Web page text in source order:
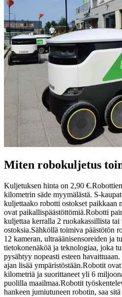
Miten robokuljetus
Kuljetuksen hinta on 2,90 €.
kilometrin säde myymälästä. S-
kuljettaako robotti ostokset paikkaan
ovat paikallispäästöttömiä.Robotti
kuljettaa kerralla 2 ruokakassillista
ostoksia.Sähköllä toimiva päästötön
12 kameran, ultraäänisensoreiden ja
tietokonenäköä ja teknologiaa, joka
pysähtyy nopeasti esteen
ajan lisää ympäristöstään.Robotit
kilometriä ja suorittaneet yli 6
puolilla maailmaa.Robotit
hankeen jumiutuneen robotin, saa sitä